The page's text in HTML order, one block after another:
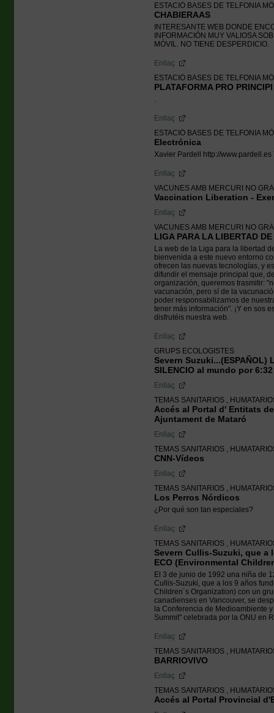
ESTACIÓ BASES DE TELFONIA
CHABIERAAS
INTERESANTE WEB DONDE
INFORMACIÓN MUY VALIOSA
MÓVIL. NO TIENE DESPERDICIO.
Enllaç
ESTACIÓ BASES DE TELFONIA
PLATAFORMA PRO
.
Enllaç
ESTACIÓ BASES DE TELFONIA
Electrónica
Xavier Pardell http://
Enllaç
VACUNES AMB MERCURI NO
Vaccination Liberation -
Enllaç
VACUNES AMB MERCURI NO
LIGA PARA LA LIBERTAD
La web de la Liga para la libertad
bienvenida a este nuevo entorno
ofrecen las nuevas tecnologías, y
difundir el mensaje principal que,
organización, queremos trasmitir:
vacunación, pero sí de la
poder responsabilizarnos de
tener más información". ¡Y en sos
disfrutéis nuestra web.
Enllaç
GRUPS ECOLOGISTES
Severn Suzuki...(ESPAÑOL)
SILENCIO al mundo por 6:32
Enllaç
TEMAS SANITARIOS ,
Accés al Portal d' Entitats
Ajuntament de Mataró
Enllaç
TEMAS SANITARIOS ,
CNN-Vídeos
Enllaç
TEMAS SANITARIOS ,
Los Perros Nórdicos
¿Por qué son tan especiales?
Enllaç
TEMAS SANITARIOS ,
Severn Cullis-Suzuki, que a
ECO (Environmental
El 3 de junio de 1992 una niña de
Cullis-Suzuki, que a los 9 años
Children´s Organization) con un
canadienses en Vancouver, se
la Conferencia de Medioambiente
Summit" celebrada por la ONU en
Enllaç
TEMAS SANITARIOS ,
BARRIOVIVO
Enllaç
TEMAS SANITARIOS ,
Accés al Portal Provincial